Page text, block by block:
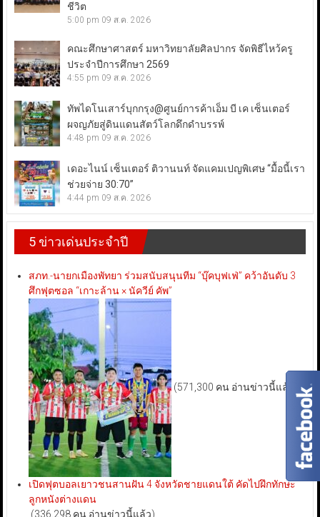
ชีวิต
5:00 pm 09 ส.ค. 2026
คณะศึกษาศาสตร์ มหาวิทยาลัยศิลปากร จัดพิธีไหว้ครู
ประจำปีการศึกษา 2569
4:55 pm 09 ส.ค. 2026
ทัพไดโนเสาร์บุกกรุง@ศูนย์การค้าเอ็ม บี เค เซ็นเตอร์
ผจญภัยสู่ดินแดนสัตว์โลกดึกดำบรรพ์
4:48 pm 09 ส.ค. 2026
เดอะไนน์ เซ็นเตอร์ ติวานนท์ จัดแคมเปญพิเศษ “มื้อนี้เรา
ช่วยจ่าย 30:70”
4:44 pm 09 ส.ค. 2026
5 ข่าวเด่นประจำปี
สภท.-นายกเมืองพัทยา ร่วมสนับสนุนทีม “บุ๊คบุฟเฟ่” คว้าอันดับ 3
ศึกฟุตซอล “เกาะล้าน × นัควีย์ คัพ”
(571,300 คน อ่านข่าวนี้แล้ว)
เปิดฟุตบอลเยาวชนสานฝัน 4 จังหวัดชายแดนใต้ คัดไปฝึกทักษะ
ลูกหนังต่างแดน
(336,298 คน อ่านข่าวนี้แล้ว)